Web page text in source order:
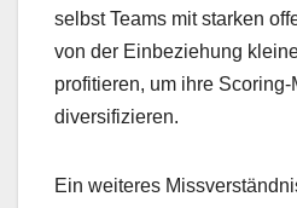
selbst Teams mit starken
von der Einbeziehung
profitieren, um ihre Scoring-
diversifizieren.
Ein weiteres